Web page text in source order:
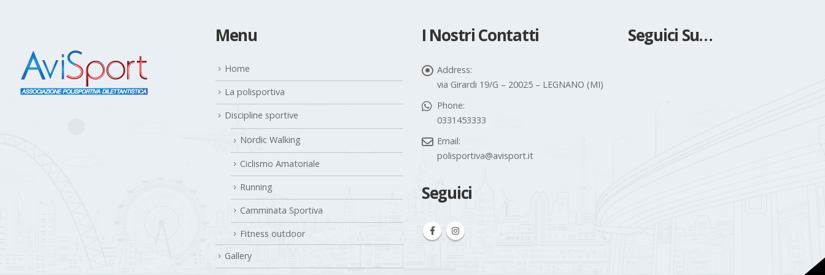
Menu
Home
La polisportiva
Discipline sportive
Nordic Walking
Ciclismo Amatoriale
Running
Camminata Sportiva
Fitness outdoor
Gallery
I Nostri Contatti
Address:
via Girardi 19/G – 20025 – LEGNANO (MI)
Phone:
0331453333
Email:
polisportiva@avisport.it
Seguici
Seguici Su…